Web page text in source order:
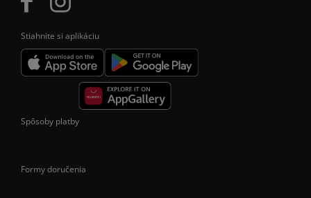
Stiahnite si aplikáciu
Spôsoby platby
Formy doručenia